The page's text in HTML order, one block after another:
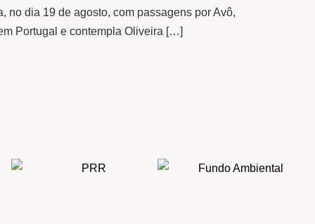
no dia 19 de agosto, com passagens por Avô,
Portugal e contempla Oliveira […]